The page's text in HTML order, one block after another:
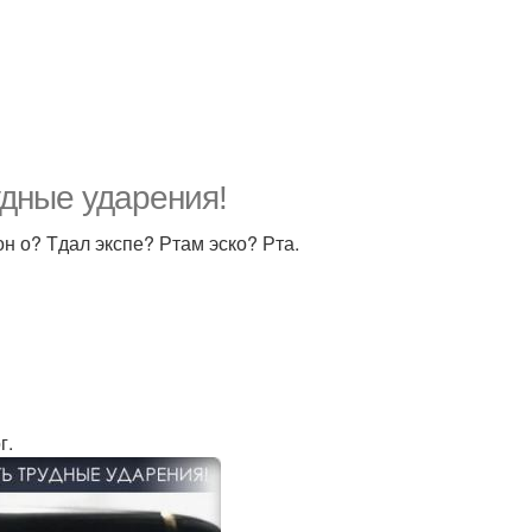
ударения!
о? Тдал экспе? Ртам эско? Рта.